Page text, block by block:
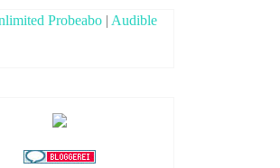
Probeabo | Audible